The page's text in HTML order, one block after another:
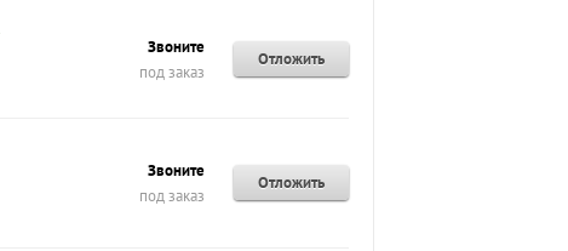
Звоните
под заказ
Отложить
Звоните
под заказ
Отложить